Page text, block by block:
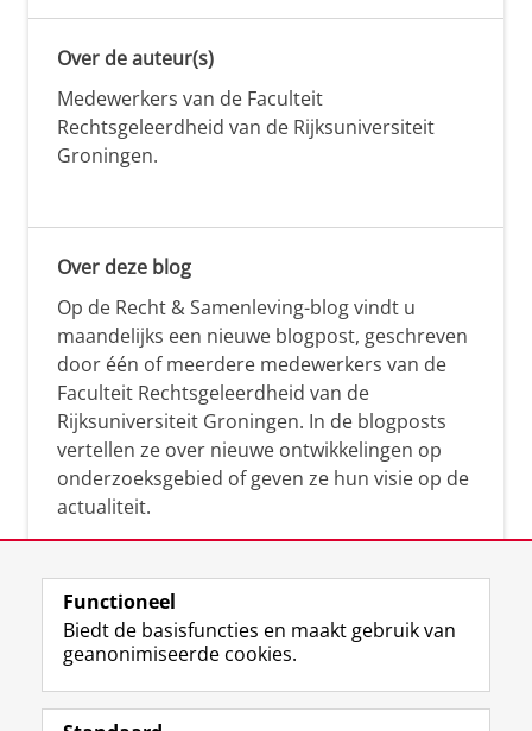
Over de auteur(s)
Medewerkers van de Faculteit
Rechtsgeleerdheid van de Rijksuniversiteit
Groningen.
Over deze blog
Op de Recht & Samenleving-blog vindt u
maandelijks een nieuwe blogpost, geschreven
door één of meerdere medewerkers van de
Faculteit Rechtsgeleerdheid van de
Rijksuniversiteit Groningen. In de blogposts
vertellen ze over nieuwe ontwikkelingen op
onderzoeksgebied of geven ze hun visie op de
actualiteit.
Volg de RUG
F
a
L
i
R
S
I
n
Y
o
Functioneel
Biedt de basisfuncties en maakt gebruik van
geanonimiseerde cookies.